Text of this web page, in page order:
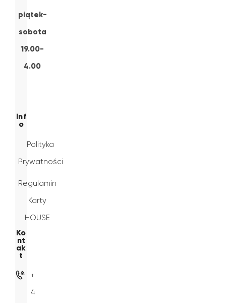
piątek-
sobota
19.00-
4.00
Inf
o
Polityka
Prywatności
Regulamin
Karty
HOUSE
Ko
nt
ak
t
+
4